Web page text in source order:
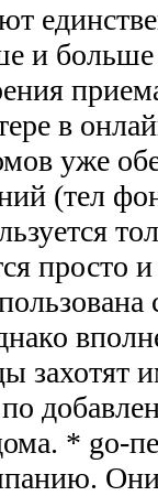
и
в
уже
(тел
просто
захотят
* go-